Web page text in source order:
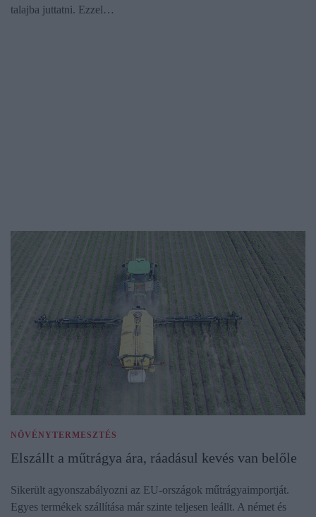
talajba juttatni. Ezzel…
NÖVÉNYTERMESZTÉS
Elszállt a műtrágya ára, ráadásul kevés van belőle
Sikerült agyonszabályozni az EU-országok műtrágyaimportját.
Egyes termékek szállítása már szinte teljesen leállt. A német és